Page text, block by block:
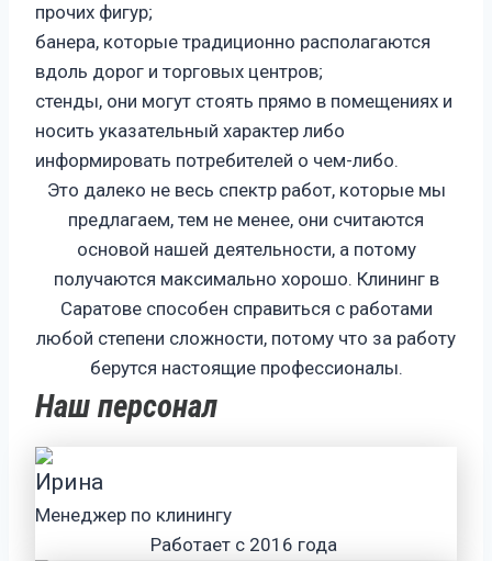
прочих фигур;
банера, которые традиционно располагаются
вдоль дорог и торговых центров;
стенды, они могут стоять прямо в помещениях и
носить указательный характер либо
информировать потребителей о чем-либо.
Это далеко не весь спектр работ, которые мы
предлагаем, тем не менее, они считаются
основой нашей деятельности, а потому
получаются максимально хорошо. Клининг в
Саратове способен справиться с работами
любой степени сложности, потому что за работу
берутся настоящие профессионалы.
Наш персонал
Ирина
Менеджер по клинингу
Работает с 2016 года